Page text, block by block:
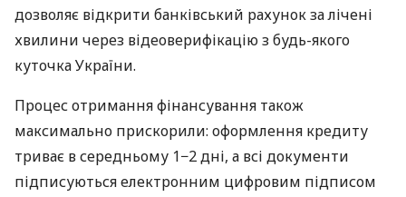
дозволяє відкрити банківський рахунок за лічені
хвилини через відеоверифікацію з будь-якого
куточка України.
Процес отримання фінансування також
максимально прискорили: оформлення кредиту
триває в середньому 1−2 дні, а всі документи
підписуються електронним цифровим підписом